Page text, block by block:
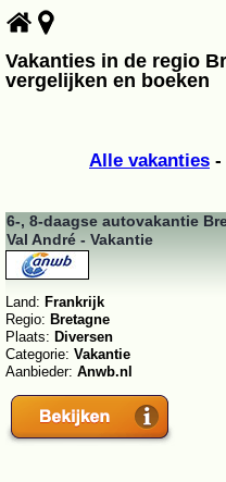
Vakanties in de regio
vergelijken en boeken
Alle vakanties -
6-, 8-daagse autovakantie
Val André - Vakantie
Land: Frankrijk
Regio: Bretagne
Plaats: Diversen
Categorie: Vakantie
Aanbieder: Anwb.nl